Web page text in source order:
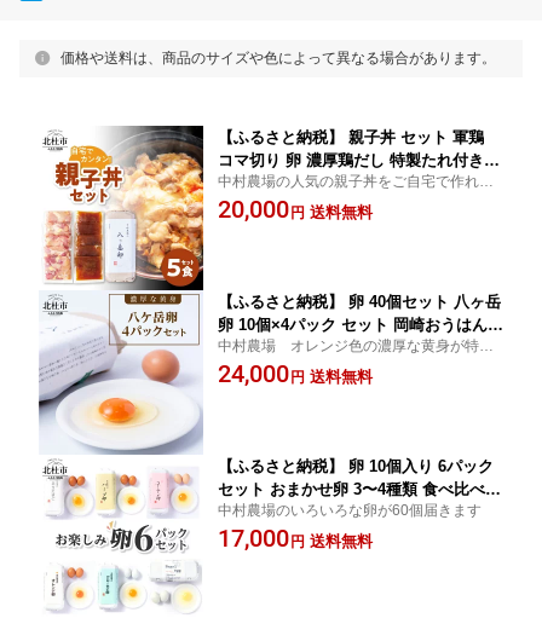
価格や送料は、商品のサイズや色によって異なる場合があります。
【ふるさと納税】 親子丼 セット 軍鶏
コマ切り 卵 濃厚鶏だし 特製たれ付き
甲斐路軍鶏 八ヶ岳卵 中村農場 仕送りギ
フト 山梨県 北杜市 送料無料
中村農場の人気の親子丼をご自宅で作れる
セットです
20,000 円 送料無料
【ふるさと納税】 卵 40個セット 八ヶ岳
卵 10個×4パック セット 岡崎おうはん
中村農場 山梨県 北杜市 送料無料
中村農場 オレンジ色の濃厚な黄身が特徴
の八ヶ岳卵
24,000 円 送料無料
【ふるさと納税】 卵 10個入り 6パック
セット おまかせ卵 3〜4種類 食べ比べ
お楽しみセット 中村農場 山梨県 北杜市
送料無料
中村農場のいろいろな卵が60個届きます
17,000 円 送料無料